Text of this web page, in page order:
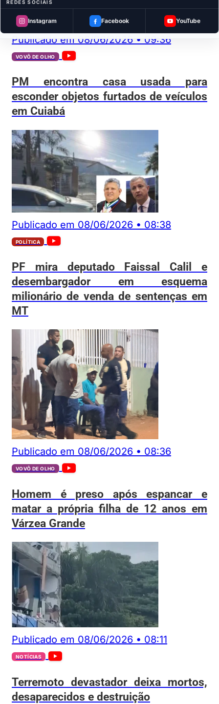
REDES SOCIAIS
Instagram Facebook YouTube
Publicado em 08/06/2026 • 09:36
VOVÔ DE OLHO
PM encontra casa usada para
esconder objetos furtados de veículos
em Cuiabá
Publicado em 08/06/2026 • 08:38
POLÍTICA
PF mira deputado Faissal Calil e
desembargador em esquema
milionário de venda de sentenças em
MT
Publicado em 08/06/2026 • 08:36
VOVÔ DE OLHO
Homem é preso após espancar e
matar a própria filha de 12 anos em
Várzea Grande
Publicado em 08/06/2026 • 08:11
NOTÍCIAS
Terremoto devastador deixa mortos,
desaparecidos e destruição